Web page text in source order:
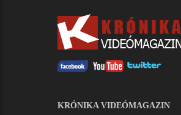
KRÓNIKA VIDEÓMAGAZIN